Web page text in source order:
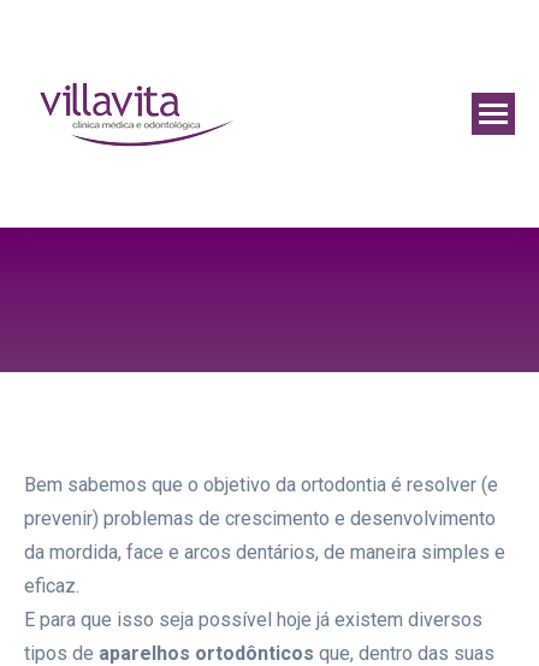
Bem sabemos que o objetivo da ortodontia é resolver (e
prevenir) problemas de crescimento e desenvolvimento
da mordida, face e arcos dentários, de maneira simples e
eficaz.
E para que isso seja possível hoje já existem diversos
tipos de aparelhos ortodônticos que, dentro das suas